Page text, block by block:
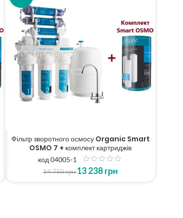
Фільтр зворотного осмосу Organic Smart
OSMO 7 + комплект картриджів
код 04005-1
14 750грн 13 238грн